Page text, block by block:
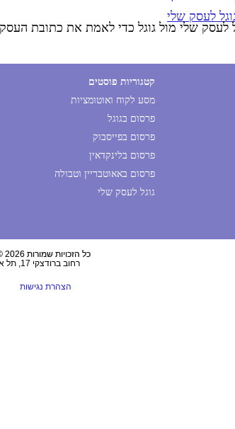
לעסק שלי מול גוגל כדי לאמת את כתובת
קטגוריות פוסטים
מסע לקוח ואוטומציות
פרסום בגוגל
פרסום בפייסבוק
פרסום בלינקדאין
פרסום באאוטבריין וטבולה
גוגל לעסק שלי
כל הזכויות שמורות 2026 © הילה גנני שיווק ומדיה
רחוב ברודצקי 17, תל אביב. 055-9456601
הצהרת נגישות